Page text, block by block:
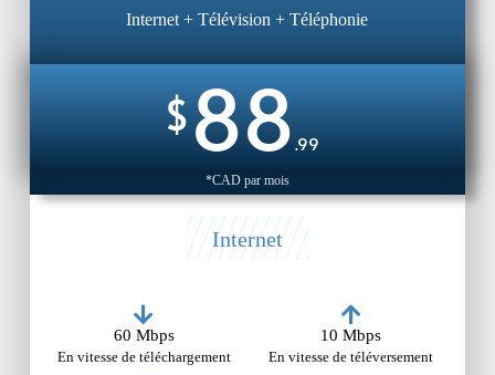
Internet + Télévision + Téléphonie
$88.99
*CAD par mois
Internet
60 Mbps
En vitesse de téléchargement
10 Mbps
En vitesse de téléversement